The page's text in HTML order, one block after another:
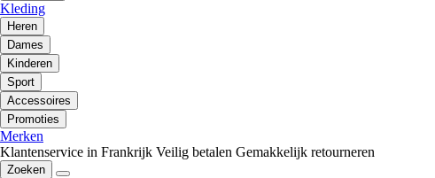
Kleding
Heren
Dames
Kinderen
Sport
Accessoires
Promoties
Merken
Klantenservice in Frankrijk Veilig betalen Gemakkelijk retourneren
Zoeken